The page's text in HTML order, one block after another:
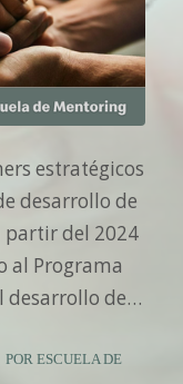
estratégicos
desarrollo de
partir del 2024
al Programa
desarrollo del
comprometido
POR ESCUELA DE